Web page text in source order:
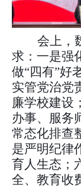
会上，
求：一是强
做“四有”好
实管党治党
廉学校建设
办事、服务
常态化排查
是严明纪律
育人生态；
全、教育收